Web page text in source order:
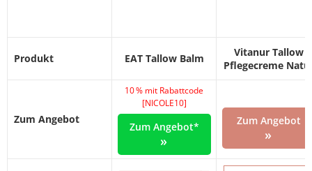
Produkt EAT Tallow Balm Vitanur Tallow
Pflegecreme
Zum Angebot
10 % mit Rabattcode
[NICOLE10]
Zum Angebot*
»
Zum Angebot
»